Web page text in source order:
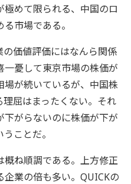
めて限られる、中国のロ
市場である。
価値評価にはなんら関係
憂して東京市場の株価が
場が続いているが、中国株
屈はまったくない。それ
がらないのに株価が下が
ことだ。
ね順調である。上方修正
業の倍も多い。QUICKの